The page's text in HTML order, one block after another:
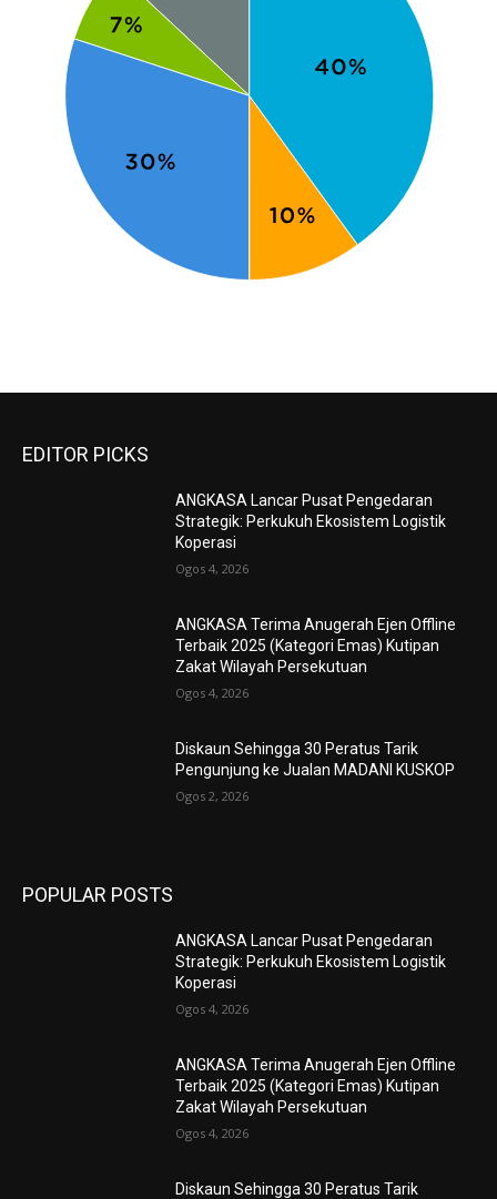
EDITOR PICKS
ANGKASA Lancar Pusat Pengedaran
Strategik: Perkukuh Ekosistem Logistik
Koperasi
Ogos 4, 2026
ANGKASA Terima Anugerah Ejen Offline
Terbaik 2025 (Kategori Emas) Kutipan
Zakat Wilayah Persekutuan
Ogos 4, 2026
Diskaun Sehingga 30 Peratus Tarik
Pengunjung ke Jualan MADANI KUSKOP
Ogos 2, 2026
POPULAR POSTS
ANGKASA Lancar Pusat Pengedaran
Strategik: Perkukuh Ekosistem Logistik
Koperasi
Ogos 4, 2026
ANGKASA Terima Anugerah Ejen Offline
Terbaik 2025 (Kategori Emas) Kutipan
Zakat Wilayah Persekutuan
Ogos 4, 2026
Diskaun Sehingga 30 Peratus Tarik